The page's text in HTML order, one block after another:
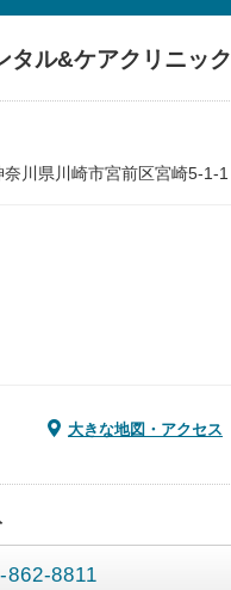
タル&ケアクリニック
川県川崎市宮前区宮崎5-1-1
大きな地図・アクセス
862-8811